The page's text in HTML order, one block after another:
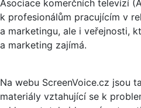
Asociace komerčních televizí
k profesionálům pracujícím v
a marketingu, ale i veřejnosti,
a marketing zajímá.
Na webu ScreenVoice.cz jsou
materiály vztahující se k